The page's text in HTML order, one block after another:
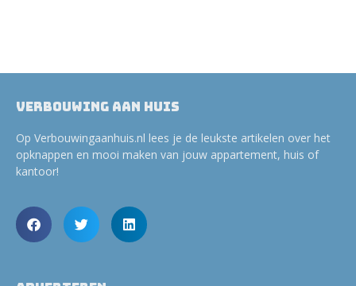
Verbouwing aan huis
Op Verbouwingaanhuis.nl lees je de leukste artikelen over het
opknappen en mooi maken van jouw appartement, huis of
kantoor!